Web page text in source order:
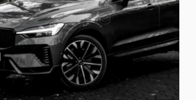
e-mail in this browser for the next